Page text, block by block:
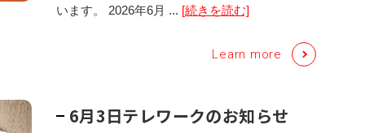
います。 2026年6月 ... [続きを読む]
Learn more
6月3日テレワークのお知らせ